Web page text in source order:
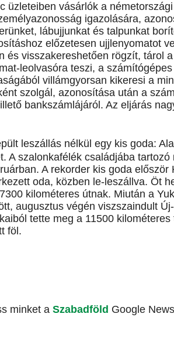
üzleteiben vásárlók a
igazolására,
lábujjunkat és talpunkat
előzetesen ujjlenyomatot
visszakereshetően rögzít, tárol
leolvasóra teszi, a
villámgyorsan kikeresi a
szolgál, azonosítása után a
bankszámlájáról. Az eljárás
leszállás nélkül egy kis goda:
A szalonkafélék családjába tartozó
A rekorder kis goda először
oda, közben le-leszállva. Öt
kilométeres útnak. Miután a
augusztus végén viszszaindult
tette meg a 11500 kilométeres
föl.
minket a Szabadföld Google